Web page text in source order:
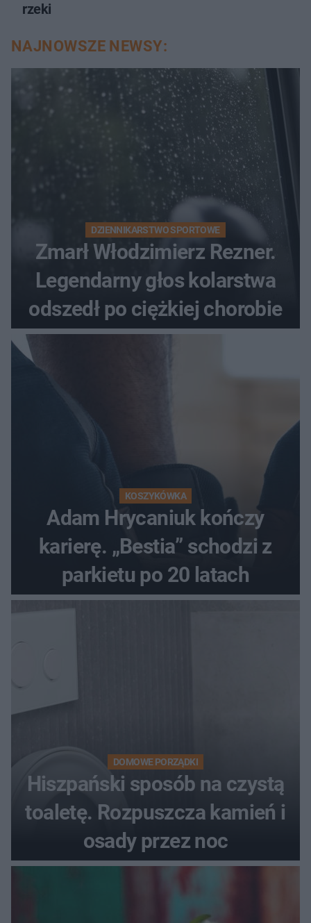
rzeki
NAJNOWSZE NEWSY:
DZIENNIKARSTWO SPORTOWE
Zmarł Włodzimierz Rezner.
Legendarny głos kolarstwa
odszedł po ciężkiej chorobie
KOSZYKÓWKA
Adam Hrycaniuk kończy
karierę. „Bestia” schodzi z
parkietu po 20 latach
DOMOWE PORZĄDKI
Hiszpański sposób na czystą
toaletę. Rozpuszcza kamień i
osady przez noc